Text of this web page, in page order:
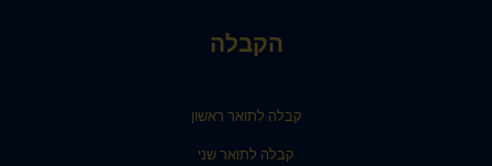
הקבלה
קבלה לתואר ראשון
קבלה לתואר שני